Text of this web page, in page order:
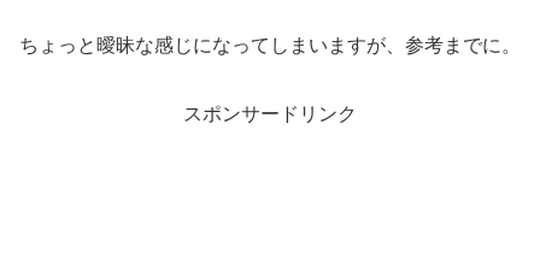
ちょっと曖昧な感じになってしまいますが、参考までに。
スポンサードリンク